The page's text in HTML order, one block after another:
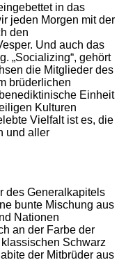
in das
jeden Morgen mit der
den
Und auch das
„Socializing“, gehört
die Mitglieder des
brüderlichen
Einheit
Kulturen
Vielfalt ist es, die
und aller
des Generalkapitels
bunte Mischung aus
Nationen
an der Farbe der
Schwarz
der Mitbrüder aus